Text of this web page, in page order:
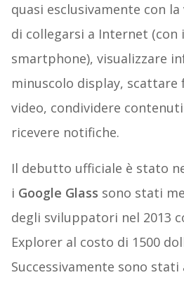
quasi esclusivamente con
di collegarsi a Internet
smartphone), visualizzare
minuscolo display,
video, condividere
ricevere notifiche.
Il debutto ufficiale è stato
i Google Glass sono stati
degli sviluppatori nel 2013
Explorer al costo di 1500
Successivamente sono